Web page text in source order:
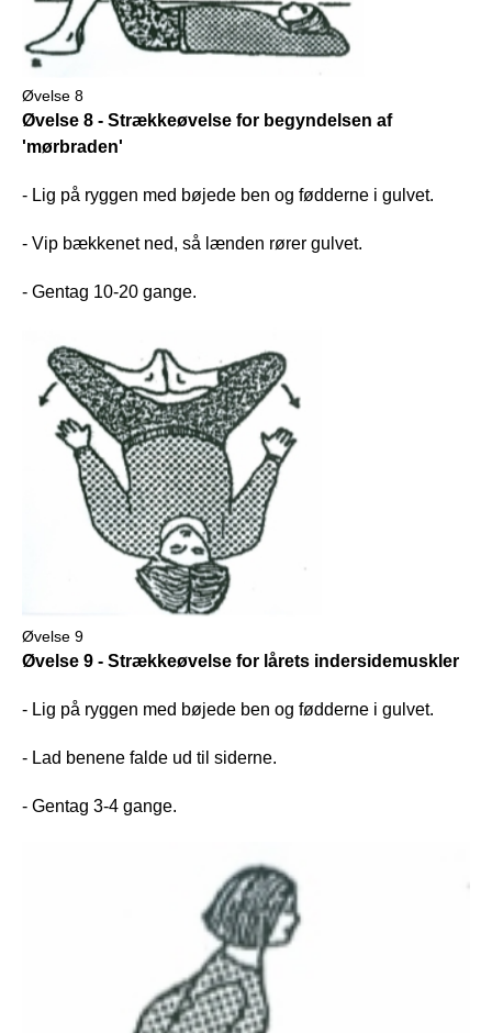
Øvelse 8
Øvelse 8 - Strækkeøvelse for begyndelsen af
'mørbraden'
- Lig på ryggen med bøjede ben og fødderne i gulvet.
- Vip bækkenet ned, så lænden rører gulvet.
- Gentag 10-20 gange.
Øvelse 9
Øvelse 9 - Strækkeøvelse for lårets indersidemuskler
- Lig på ryggen med bøjede ben og fødderne i gulvet.
- Lad benene falde ud til siderne.
- Gentag 3-4 gange.